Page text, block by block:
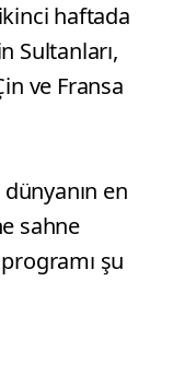
haftada
Sultanları,
ve Fransa
en
sahne
şu